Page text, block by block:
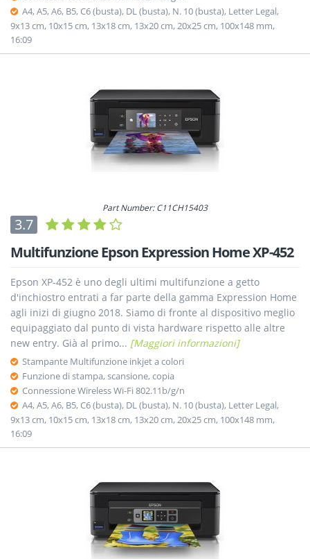
A4, A5, A6, B5, C6 (busta), DL (busta), N. 10 (busta), Letter Legal,
9x13 cm, 10x15 cm, 13x18 cm, 13x20 cm, 20x25 cm, 100x148 mm,
16:09
Part Number: C11CH15403
3.7
Multifunzione Epson Expression Home XP-452
Epson XP-452 è uno degli ultimi multifunzione a getto
d'inchiostro entrati a far parte della gamma Expression Home
agli inizi di giugno 2018. Siamo di fronte al dispositivo meglio
equipaggiato dal punto di vista hardware rispetto alle altre
new entry. Già al primo... [Maggiori informazioni]
Stampante Multifunzione inkjet a colori
Funzione di stampa, scansione, copia
Connessione Wireless Wi-Fi 802.11b/g/n
A4, A5, A6, B5, C6 (busta), DL (busta), N. 10 (busta), Letter Legal,
9x13 cm, 10x15 cm, 13x18 cm, 13x20 cm, 20x25 cm, 100x148 mm,
16:09